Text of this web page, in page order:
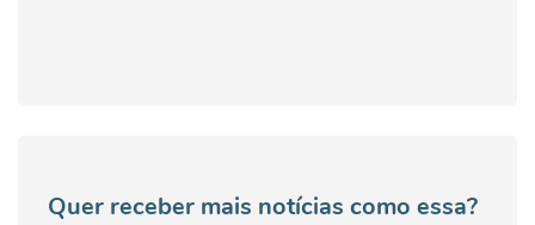
Quer receber mais notícias como essa?